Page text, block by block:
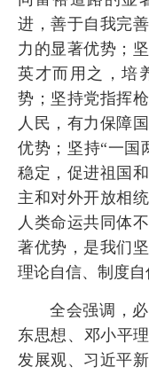
进，善于自我完
力的显著优势；
英才而用之，培
势；坚持党指挥
人民，有力保障
优势；坚持“一国
稳定，促进祖国
主和对外开放相
人类命运共同体
著优势，是我们
理论自信、制度自
全会强调，
东思想、邓小平
发展观、习近平